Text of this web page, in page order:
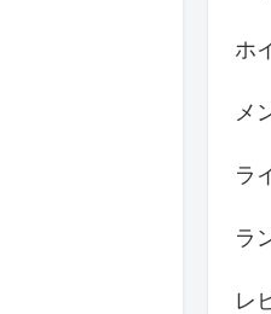
ホ
メ
ラ
ラ
レ